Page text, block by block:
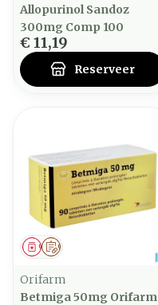
Allopurinol Sandoz
300mg Comp 100
€ 11,19
Reserveer
Op voorschrift
Geneesmiddel
Orifarm
Betmiga 50mg Orifarm